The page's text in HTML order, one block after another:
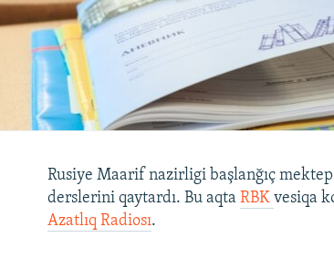
Rusiye Maarif nazirligi başlanğıç
derslerini qaytardı. Bu aqtaRBKvesiqa
Azatlıq Radiosı.